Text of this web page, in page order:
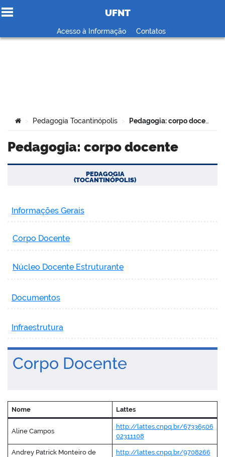
Ir para o conteúdo
UFNT
Acesso à Informação Contatos
Você está aqui:
> Pedagogia Tocantinópolis > Pedagogia: corpo docente
Pedagogia: corpo docente
PEDAGOGIA
(TOCANTINÓPOLIS)
Informações Gerais
Corpo Docente
Núcleo Docente Estruturante
Documentos
Infraestrutura
Corpo Docente
Nome Lattes
Aline Campos
http://lattes.cnpq.br/67336506
02311108
Andrey Patrick Monteiro de
http://lattes.cnpq.br/9708266